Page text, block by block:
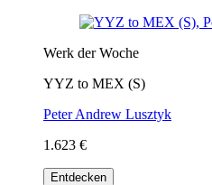
Werk der Woche
YYZ to MEX (S)
Peter Andrew Lusztyk
1.623 €
Entdecken